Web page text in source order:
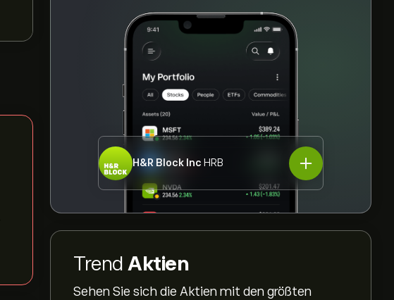
H&R Block Inc HRB
Trend Aktien
Sehen Sie sich die Aktien mit den größten